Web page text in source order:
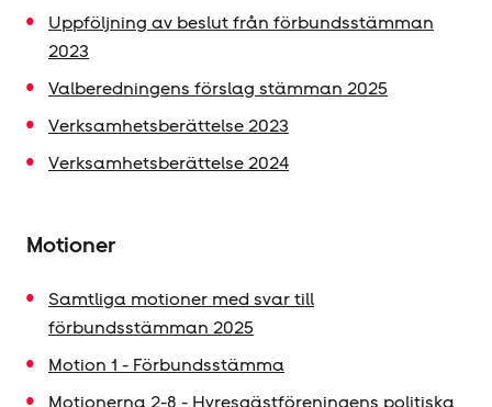
Uppföljning av beslut från förbundsstämman
2023
Valberedningens förslag stämman 2025
Verksamhets­berättelse2023
Verksamhets­berättelse 2024
Motioner
Samtliga motioner med svar till
förbundsstämman 2025
Motion 1 - Förbundsstämma
Motionerna 2-8 - Hyresgäst­föreningens politiska